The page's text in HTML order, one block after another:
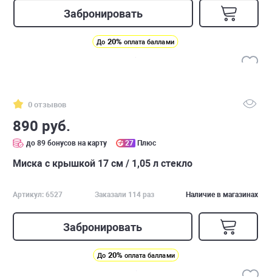
Забронировать
До 20% оплата баллами
0 отзывов
890 руб.
до 89 бонусов на карту 27 Плюс
Миска с крышкой 17 см / 1,05 л стекло
Артикул: 6527 Заказали 114 раз Наличие в магазинах
Забронировать
До 20% оплата баллами